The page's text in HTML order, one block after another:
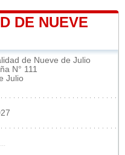
DE NUEVE
de Nueve de Julio
N° 111
Julio